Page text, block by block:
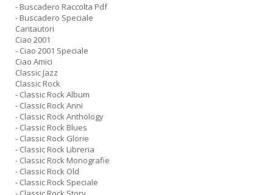
- Buscadero Raccolta Pdf
- Buscadero Speciale
Cantautori
Ciao 2001
- Ciao 2001 Speciale
Ciao Amici
Classic Jazz
Classic Rock
- Classic Rock Album
- Classic Rock Anni
- Classic Rock Anthology
- Classic Rock Blues
- Classic Rock Glorie
- Classic Rock Libreria
- Classic Rock Monografie
- Classic Rock Old
- Classic Rock Speciale